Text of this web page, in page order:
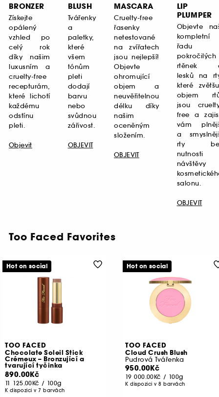
BRONZER
Získejte
opálený
vzhled po
celý rok
díky našim
luxusním a
cruelty-free
recepturám,
které lichotí
každému
odstínu
pleti.
Objevit​
BLUSH
Tvářenky
a
paletky,
které
všem
tónům
pleti
dodají
barvu
nebo
svůdnou
zářivost.
OBJEVIT
MASCARA
Cruelty-free
řasenky
netestované
na zvířatech
jsou nejlepší!
Objevte
ohromující
objem a
neuvěřitelnou
délku díky
našim
oceněným
složením.
OBJEVIT
LIP
PLUMPER
Objevte
kompletní
řadu
pokročilých
rtěnek
lesků na
které
objem
jsou
free a
vám
a
rty
nutnosti
návštěvy
salonu.
OBJEVIT
Too Faced Favorites
TOO FACED
Chocolate Soleil Stick
Crémeux – Bronzující a
tvarující tyčinka
890.00Kč
11 125.00Kč / 100g
K dispozici v 7 barvách
Hot on social
TOO FACED
Cloud Crush Blush
Pudrová Tvářenka
950.00Kč
19 000.00Kč / 100g
K dispozici v 8 barvách
Hot on social